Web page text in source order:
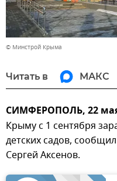
© Минстрой Крыма
Читать в МАКС
СИМФЕРОПОЛЬ, 22
Крыму с 1 сентября
детских садов,
Сергей Аксенов.